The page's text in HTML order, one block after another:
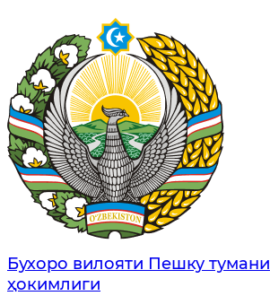
Бухоро вилояти Пешку тумани
ҳокимлиги